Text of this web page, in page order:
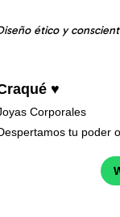
ético y
♥
Corporales
tu poder